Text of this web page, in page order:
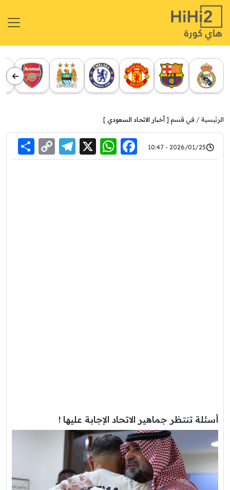
الرئيسية في قسم [ أخبار الاتحاد السعودي ]
2026/01/25 - 10:47
Facebook
WhatsApp
X
Link
أسئلة تنتظر جماهير الاتحاد الإجابة عليها !